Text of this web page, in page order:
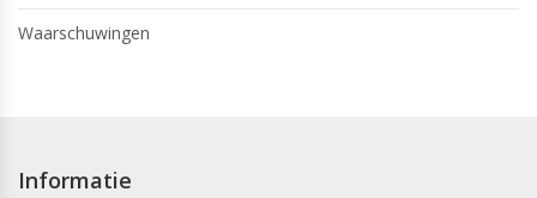
Waarschuwingen
Informatie